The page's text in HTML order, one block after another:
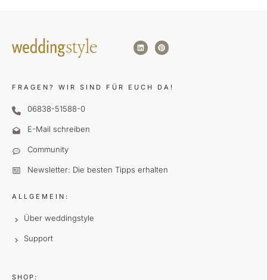
FRAGEN? WIR SIND FÜR EUCH DA!
06838-51588-0
E-Mail schreiben
Community
Newsletter: Die besten Tipps erhalten
ALLGEMEIN:
Über weddingstyle
Support
SHOP: